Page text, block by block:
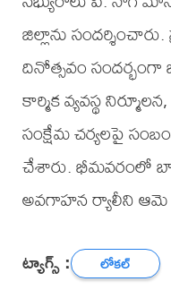
జిల్లాను
దినోత్సవం సందర్భంగా
కార్మిక వ్యవస్థ
సంక్షేమ చర్యలపై
చేశారు. భీమవరంలో
అవగాహన ర్యాలీని ఆమె
ట్యాగ్స్ : లోకల్